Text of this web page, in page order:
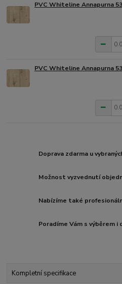
PVC Whiteline Annapurna
PVC Whiteline Annapurna
Doprava zdarma u
Možnost vyzvednutí
Nabízíme také
Poradíme Vám s výběrem
Kompletní specifikace